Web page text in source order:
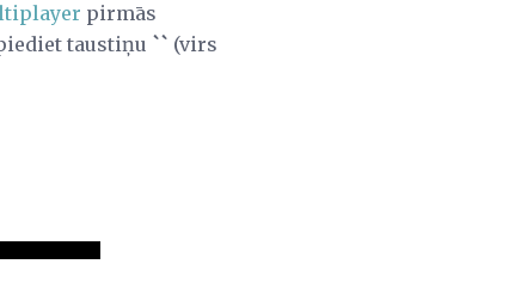
pirmās
taustiņu `` (virs